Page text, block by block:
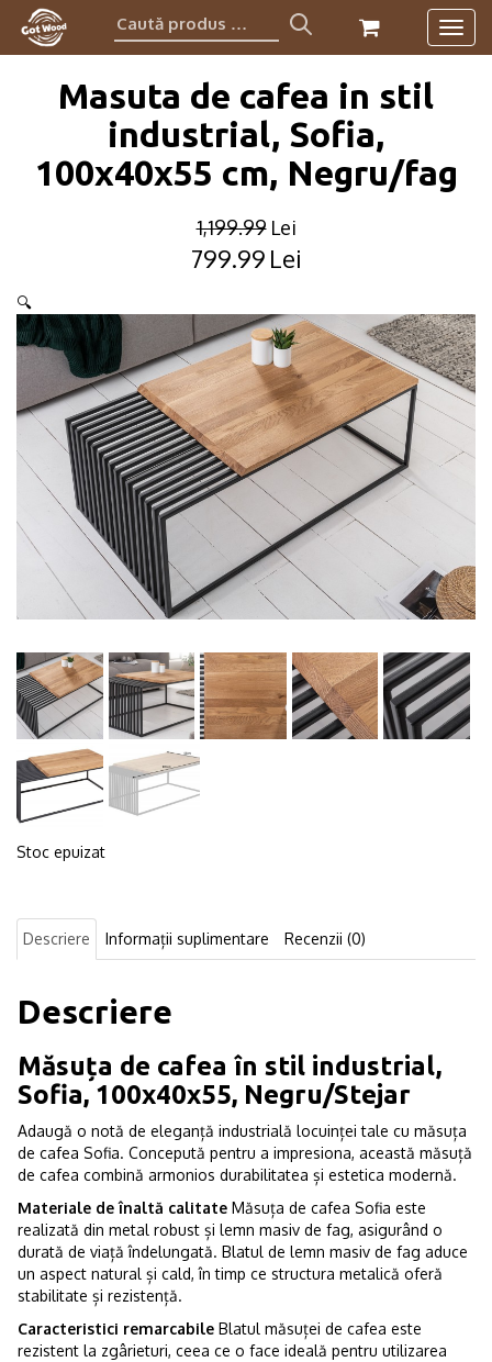
Caută
produs:
Masuta de cafea in stil
industrial, Sofia,
100x40x55 cm, Negru/fag
1,199.99 Lei
Original
was:
1,199.99lei.
799.99 Lei
Current
is:
799.99lei.
🔍
Stoc epuizat
Descriere Informații suplimentare Recenzii (0)
Descriere
Măsuța de cafea în stil industrial,
Sofia, 100x40x55, Negru/Stejar
Adaugă o notă de eleganță industrială locuinței tale cu măsuța
de cafea Sofia. Concepută pentru a impresiona, această măsuță
de cafea combină armonios durabilitatea și estetica modernă.
Materiale de înaltă calitate Măsuța de cafea Sofia este
realizată din metal robust și lemn masiv de fag, asigurând o
durată de viață îndelungată. Blatul de lemn masiv de fag aduce
un aspect natural și cald, în timp ce structura metalică oferă
stabilitate și rezistență.
Caracteristici remarcabile Blatul măsuței de cafea este
rezistent la zgârieturi, ceea ce o face ideală pentru utilizarea